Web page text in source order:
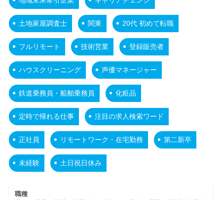
土地家屋調査士 関東 20代 初めて転職
フルリモート 技術営業 登録販売者
ハウスクリーニング 声優マネージャー
鉄道乗務員・船舶乗務員 化粧品
定時で帰れる仕事 注目の求人検索ワード
正社員 リモートワーク・在宅勤務 第二新卒
未経験 土日祝日休み
職種